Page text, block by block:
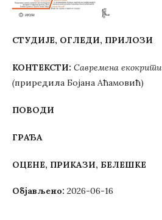
СТУДИЈЕ, ОГЛЕДИ, ПРИЛОЗИ
КОНТЕКСТИ: Савремена
(приредила Бојана Аћамовић)
ПОВОДИ
ГРАЂА
ОЦЕНЕ, ПРИКАЗИ, БЕЛЕШКЕ
Објављено: 2026-06-16